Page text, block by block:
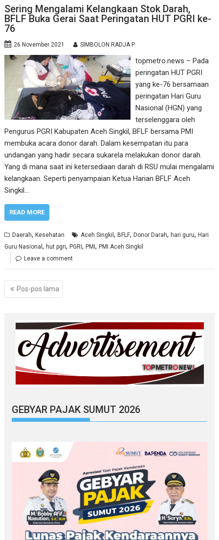
Sering Mengalami Kelangkaan Stok Darah,
BFLF Buka Gerai Saat Peringatan HUT PGRI ke-
76
26 November 2021 SIMBOLON RADJA P
topmetro.news – Pada
peringatan HUT PGRI
yang ke-76 bersamaan
peringatan Hari Guru
Nasional (HGN) yang
terselenggara oleh
Pengurus PGRI Kabupaten Aceh Singkil, BFLF bersama PMI
membuka acara donor darah. Dalam kesempatan itu para
undangan yang hadir secara sukarela melakukan donor darah.
Yang di mana saat ini ketersediaan darah di RSU mulai mengalami
kelangkaan. Seperti penyampaian Ketua Harian BFLF Aceh
Singkil…
READ MORE
Daerah,Kesehatan Aceh Singkil,BFLF,Donor Darah,hari guru,Hari
Guru Nasional,hut pgri,PGRI,PMI,PMI Aceh Singkil
Leave a comment
Navigasi
pos
Pos-pos lama
GEBYAR PAJAK SUMUT 2026